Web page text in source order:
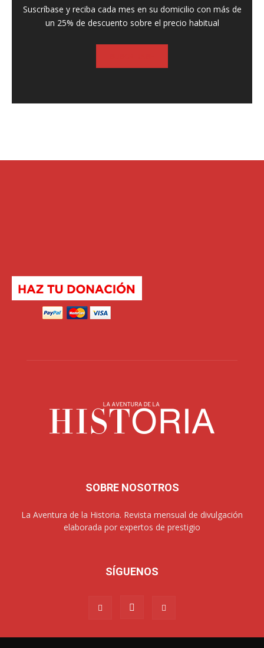
Suscríbase y reciba cada mes en su domicilio con más de
un 25% de descuento sobre el precio habitual
SOBRE NOSOTROS
La Aventura de la Historia. Revista mensual de divulgación
elaborada por expertos de prestigio
SÍGUENOS